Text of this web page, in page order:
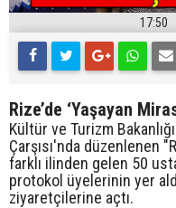
17:50
Rize’de ‘Yaşayan
Kültür ve Turizm
Çarşısı'nda düzenlenen
farklı ilinden gelen 50
protokol üyelerinin yer
ziyaretçilerine açtı.